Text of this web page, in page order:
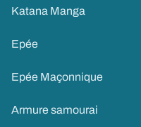
Katana Manga
Epée
Epée Maçonnique
Armure samourai